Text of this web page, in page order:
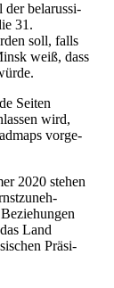
der belarus­si­
31.
soll, falls
weiß, dass
Seiten
wird,
vorge­
2020 stehen
Land
Präsi­